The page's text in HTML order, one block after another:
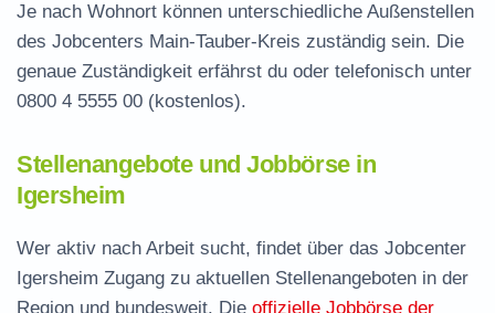
Je nach Wohnort können unterschiedliche Außenstellen
des Jobcenters Main-Tauber-Kreis zuständig sein. Die
genaue Zuständigkeit erfährst du oder telefonisch unter
0800 4 5555 00 (kostenlos).
Stellenangebote und Jobbörse in
Igersheim
Wer aktiv nach Arbeit sucht, findet über das Jobcenter
Igersheim Zugang zu aktuellen Stellenangeboten in der
Region und bundesweit. Die offizielle Jobbörse der